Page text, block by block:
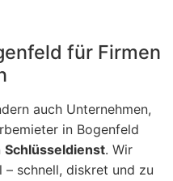
für Firmen
auch Unternehmen,
in Bogenfeld
Schlüsseldienst. Wir
schnell, diskret und zu